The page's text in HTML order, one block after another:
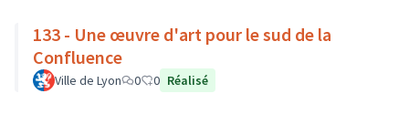
133 - Une œuvre d'art pour le sud de la
Confluence
Ville de Lyon 0 0 Réalisé